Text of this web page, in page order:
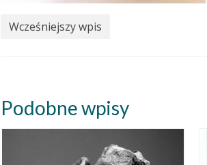
Wcześniejszy wpis
Podobne wpisy